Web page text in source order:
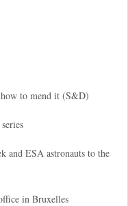
to mend it (S&D)
and ESA astronauts to the
in Bruxelles